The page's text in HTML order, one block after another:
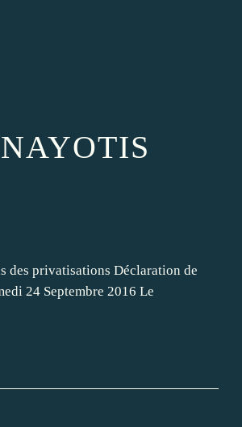
des privatisations Déclaration de
24 Septembre 2016 Le